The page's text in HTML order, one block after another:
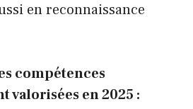
en reconnaissance
compétences
en 2025 :